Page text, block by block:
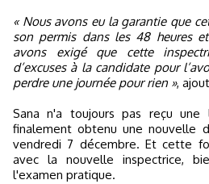
« Nous avons eu la garantie que
son permis dans les 48 heures
avons exigé que cette
d’excuses à la candidate pour
perdre une journée pour rien »,
Sana n'a toujours pas reçu une
finalement obtenu une nouvelle
vendredi 7 décembre. Et cette
avec la nouvelle inspectrice,
l'examen pratique.